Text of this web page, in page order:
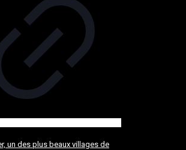
un des plus beaux villages de